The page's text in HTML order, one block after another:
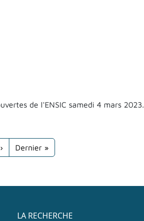
de l'ENSIC samedi 4 mars 2023.
suivante
Dernière page
Dernier »
Menu accès rapide
LA RECHERCHE